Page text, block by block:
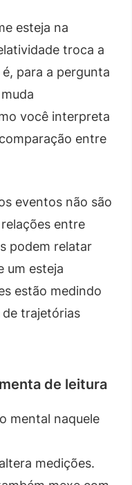
esteja na
troca a
para a pergunta
você interpreta
entre
eventos não são
entre
podem relatar
um esteja
estão medindo
trajetórias
de leitura
mental naquele
medições.